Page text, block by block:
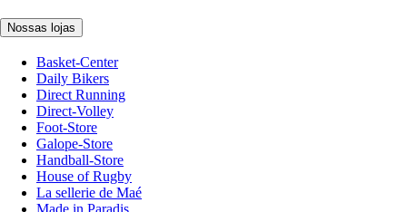
Nossas lojas
Basket-Center
Daily Bikers
Direct Running
Direct-Volley
Foot-Store
Galope-Store
Handball-Store
House of Rugby
La sellerie de Maé
Made in Paradis